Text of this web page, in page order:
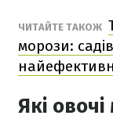
ЧИТАЙТЕ ТАКОЖ
морози:
Які